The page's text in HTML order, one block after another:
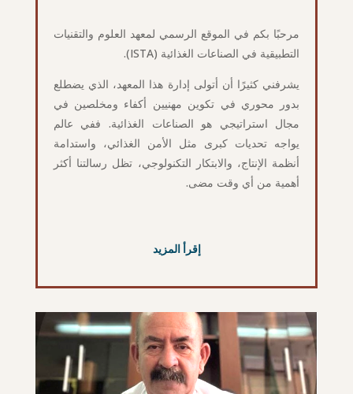
مرحبًا بكم في الموقع الرسمي لمعهد العلوم والتقنيات
التطبيقية في الصناعات الغذائية (ISTA).
يشرفني كثيرًا أن أتولى إدارة هذا المعهد، الذي يضطلع
بدور محوري في تكوين مهنيين أكفاء ومخلصين في
مجال استراتيجي هو الصناعات الغذائية. ففي عالم
يواجه تحديات كبرى مثل الأمن الغذائي، واستدامة
أنظمة الإنتاج، والابتكار التكنولوجي، تظل رسالتنا أكثر
أهمية من أي وقت مضى.
إقرأ المزيد